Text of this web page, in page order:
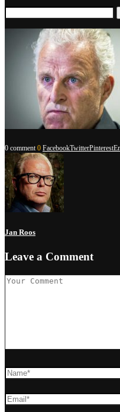
0 comment 0 FacebookTwitterPinterest
Jan Roos
Leave a Comment